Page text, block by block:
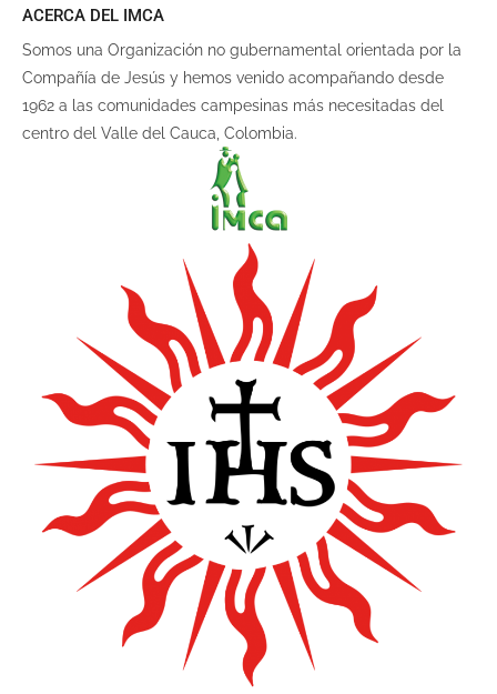
ACERCA DEL IMCA
Somos una Organización no gubernamental orientada por la
Compañía de Jesús y hemos venido acompañando desde
1962 a las comunidades campesinas más necesitadas del
centro del Valle del Cauca, Colombia.